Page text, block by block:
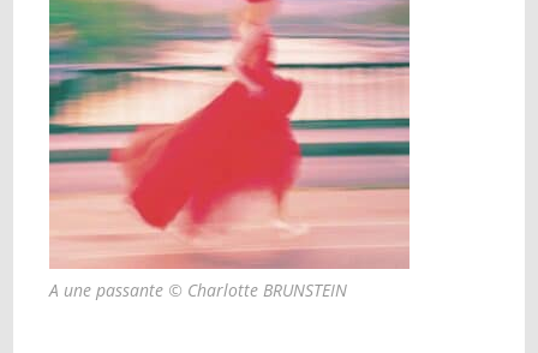
A une passante © Charlotte BRUNSTEIN